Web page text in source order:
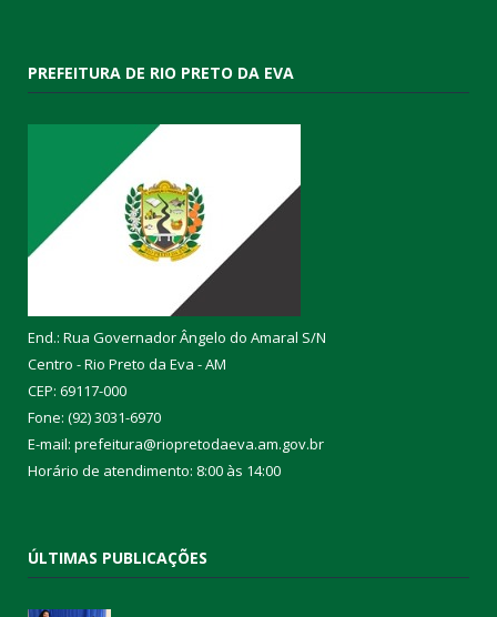
PREFEITURA DE RIO PRETO DA EVA
End.: Rua Governador Ângelo do Amaral S/N
Centro - Rio Preto da Eva - AM
CEP: 69117-000
Fone: (92) 3031-6970
E-mail: prefeitura@riopretodaeva.am.gov.br
Horário de atendimento: 8:00 às 14:00
ÚLTIMAS PUBLICAÇÕES